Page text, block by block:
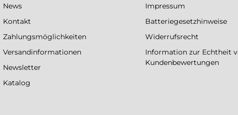
News
Kontakt
Zahlungsmöglichkeiten
Versandinformationen
Newsletter
Katalog
Impressum
Batteriegesetzhinweise
Widerrufsrecht
Information zur Echtheit
Kundenbewertungen